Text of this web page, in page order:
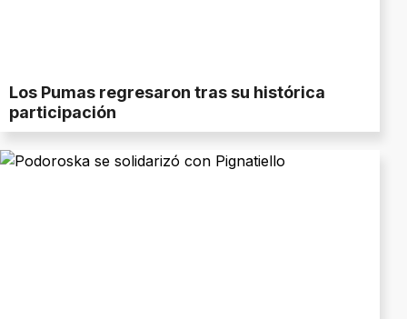
Los Pumas regresaron tras su histórica
participación